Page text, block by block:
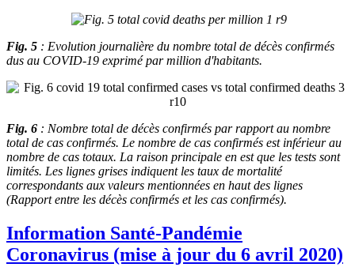
Fig. 5 : Evolution journalière du nombre total de décès confirmés
dus au COVID-19 exprimé par million d'habitants.
Fig. 6 : Nombre total de décès confirmés par rapport au nombre
total de cas confirmés. Le nombre de cas confirmés est inférieur au
nombre de cas totaux. La raison principale en est que les tests sont
limités. Les lignes grises indiquent les taux de mortalité
correspondants aux valeurs mentionnées en haut des lignes
(Rapport entre les décès confirmés et les cas confirmés).
Information Santé-Pandémie
Coronavirus (mise à jour du 6 avril 2020)